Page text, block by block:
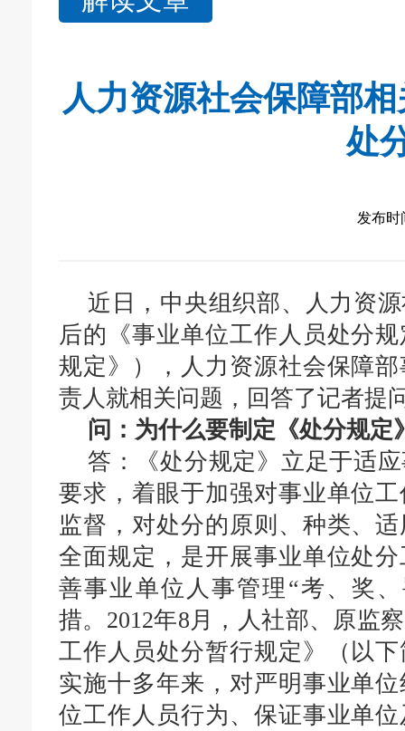
人力资源社会保障部
处
发布时
近日，中央组织部、人力资
后的 《事业单位工作人员处分规
规定》），人力资源社会保障
责人就相关问题，回答了记者提
问：为什么要制定《处分规定
答：《处分规定》立足于适
要求，着眼于加强对事业单位
监督，对处分的原则、种类、
全面规定，是开展事业单位处
善事业单位人事管理“考、奖
措。 2012年8月，人社部、 原监
工作人员处分暂行规定》
（以
实施十多年来，对严明事业单
位工作人员行为、保证事业单